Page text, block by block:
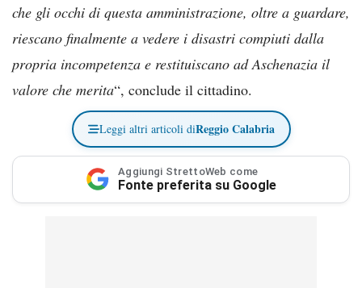
che gli occhi di questa amministrazione, oltre a guardare,
riescano finalmente a vedere i disastri compiuti dalla
propria incompetenza e restituiscano ad Aschenazia il
valore che merita“, conclude il cittadino.
Leggi altri articoli diReggio Calabria
Aggiungi StrettoWeb come
Fonte preferita su Google